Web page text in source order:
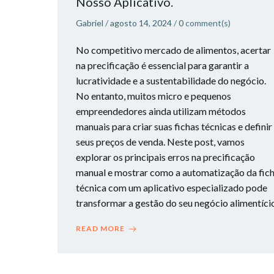
Gabriel /agosto 14, 2024/0comment(s)
No competitivo mercado de alimentos, acertar
na precificação é essencial para garantir a
lucratividade e a sustentabilidade do negócio.
No entanto, muitos micro e pequenos
empreendedores ainda utilizam métodos
manuais para criar suas fichas técnicas e definir
seus preços de venda. Neste post, vamos
explorar os principais erros na precificação
manual e mostrar como a automatização da
técnica com um aplicativo especializado pode
transformar a gestão do seu negócio
READ MORE